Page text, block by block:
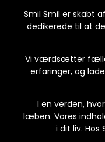
Smil Smil er skabt
dedikerede til at
Vi værdsætter
erfaringer, og
I en verden,
læben. Vores
i dit liv.